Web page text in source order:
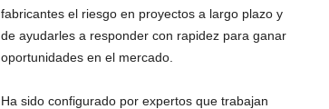
fabricantes el riesgo en proyectos a largo plazo y
de ayudarles a responder con rapidez para ganar
oportunidades en el mercado.
Ha sido configurado por expertos que trabajan